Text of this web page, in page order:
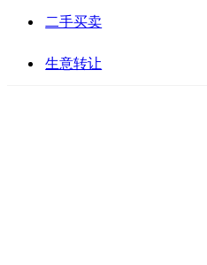
二手买卖
生意转让